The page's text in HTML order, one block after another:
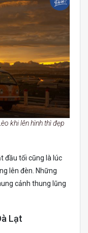
khi lên hình thì đẹp
đầu tối cũng là lúc
lên đèn. Những
cảnh thung lũng
Lạt